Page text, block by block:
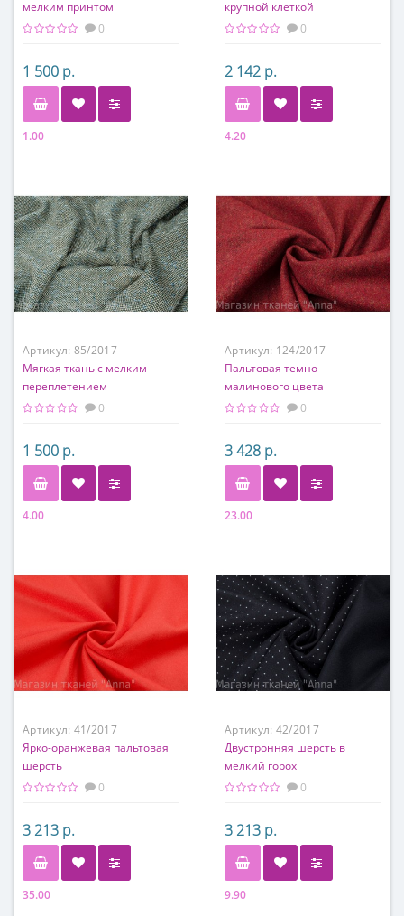
мелким принтом
0
1 500 р.
1.00
крупной клеткой
0
2 142 р.
4.20
Артикул: 85/2017
Мягкая ткань с мелким
переплетением
0
1 500 р.
4.00
Артикул: 124/2017
Пальтовая темно-
малинового цвета
0
3 428 р.
23.00
Артикул: 41/2017
Ярко-оранжевая пальтовая
шерсть
0
3 213 р.
35.00
Артикул: 42/2017
Двустронняя шерсть в
мелкий горох
0
3 213 р.
9.90